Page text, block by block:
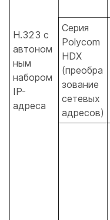
H.323 с
автоном
ным
набором
IP-
адреса
Серия
Polycom
HDX
(преобра
зование
сетевых
адресов)